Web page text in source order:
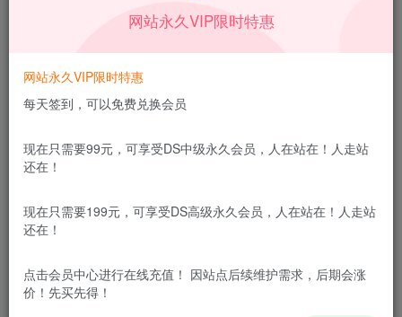
优质的国外卸载软件IObit Uninstaller 特别版
此内容为付费资源，请付费后查看
4
DS中级会员免费
用途。如有侵权、不妥之处，请第一时间联系我们删除！Q群：
网站永久VIP限时特惠
网站永久VIP限时特惠
每天签到，可以免费兑换会员
现在只需要99元，可享受DS中级永久会员，人在站在！人走站
还在！
现在只需要199元，可享受DS高级永久会员，人在站在！人走站
还在！
点击会员中心进行在线充值！ 因站点后续维护需求，后期会涨
价！先买先得！